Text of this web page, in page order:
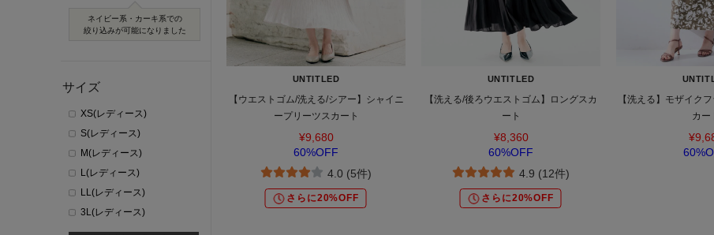
ネイビー系・カーキ系での
絞り込みが可能になりました
サイズ
XS(レディース)
S(レディース)
M(レディース)
L(レディース)
LL(レディース)
3L(レディース)
UNTITLED
【ウエストゴム/洗える/シアー】シャイニ
ープリーツスカート
¥9,680
60%OFF
4.0 (5件)
さらに20%OFF
UNTITLED
【洗える/後ろウエストゴム】ロングスカ
ート
¥8,360
60%OFF
4.9 (12件)
さらに20%OFF
【洗える】モザイク
カー